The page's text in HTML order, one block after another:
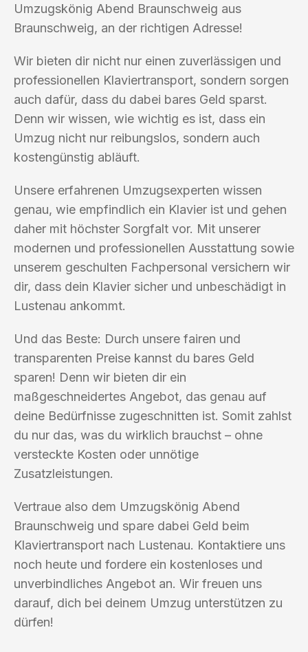
Umzugskönig Abend Braunschweig aus
Braunschweig, an der richtigen Adresse!
Wir bieten dir nicht nur einen zuverlässigen und
professionellen Klaviertransport, sondern sorgen
auch dafür, dass du dabei bares Geld sparst.
Denn wir wissen, wie wichtig es ist, dass ein
Umzug nicht nur reibungslos, sondern auch
kostengünstig abläuft.
Unsere erfahrenen Umzugsexperten wissen
genau, wie empfindlich ein Klavier ist und gehen
daher mit höchster Sorgfalt vor. Mit unserer
modernen und professionellen Ausstattung sowie
unserem geschulten Fachpersonal versichern wir
dir, dass dein Klavier sicher und unbeschädigt in
Lustenau ankommt.
Und das Beste: Durch unsere fairen und
transparenten Preise kannst du bares Geld
sparen! Denn wir bieten dir ein
maßgeschneidertes Angebot, das genau auf
deine Bedürfnisse zugeschnitten ist. Somit zahlst
du nur das, was du wirklich brauchst – ohne
versteckte Kosten oder unnötige
Zusatzleistungen.
Vertraue also dem Umzugskönig Abend
Braunschweig und spare dabei Geld beim
Klaviertransport nach Lustenau. Kontaktiere uns
noch heute und fordere ein kostenloses und
unverbindliches Angebot an. Wir freuen uns
darauf, dich bei deinem Umzug unterstützen zu
dürfen!